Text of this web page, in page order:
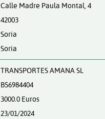
Calle Madre Paula Montal, 4
42003
Soria
Soria
TRANSPORTES AMANA SL
B56984404
3000.0 Euros
23/01/2024